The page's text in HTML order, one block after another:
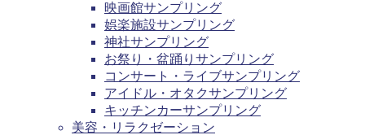
映画館サンプリング
娯楽施設サンプリング
神社サンプリング
お祭り・盆踊りサンプリング
コンサート・ライブサンプリング
アイドル・オタクサンプリング
キッチンカーサンプリング
美容・リラクゼーション